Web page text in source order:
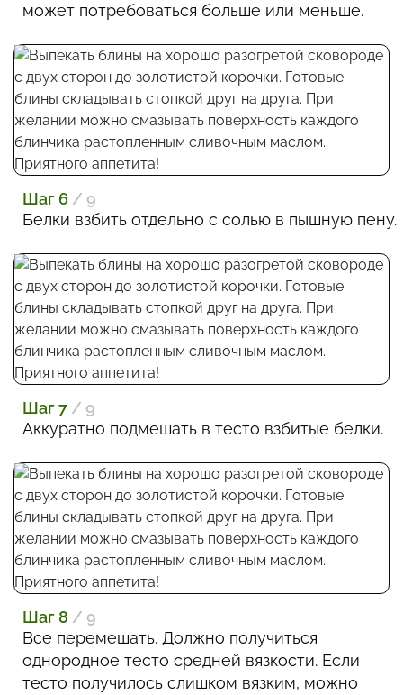
может потребоваться больше или меньше.
Шаг 6 / 9
Белки взбить отдельно с солью в пышную пену.
Шаг 7 / 9
Аккуратно подмешать в тесто взбитые белки.
Шаг 8 / 9
Все перемешать. Должно получиться
однородное тесто средней вязкости. Если
тесто получилось слишком вязким, можно